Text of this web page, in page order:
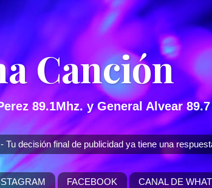
Canción
89.1Mhz. y General Alvear
decisión final de publicidad ya tiene una
FACEBOOK CANAL DE